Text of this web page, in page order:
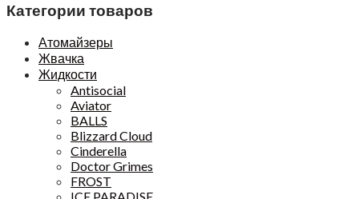
Категории товаров
Атомайзеры
Жвачка
Жидкости
Antisocial
Aviator
BALLS
Blizzard Cloud
Cinderella
Doctor Grimes
FROST